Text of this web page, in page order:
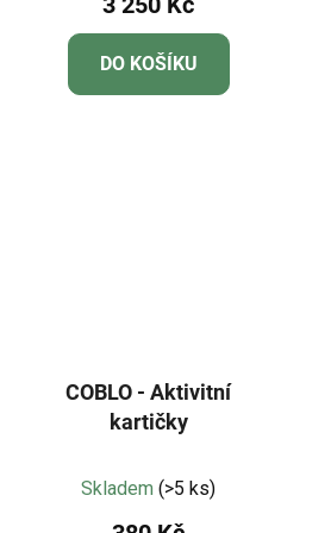
je
5,0
z
DO KOŠÍKU
COBLO - Aktivitní
kartičky
hodnocení
Skladem(>5 ks)